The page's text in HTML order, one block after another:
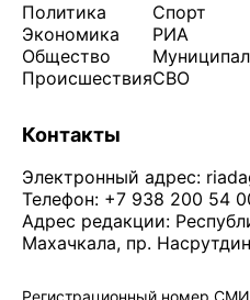
Политика
Экономика
Общество
Происшествия
Спорт
РИА
СВО
Контакты
Электронный адрес:
Телефон: +7 938 200 54
Адрес редакции:
Махачкала, пр.
Регистрационный номер